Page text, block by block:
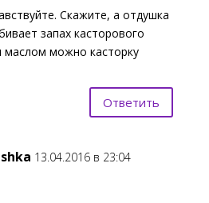
Скажите, а отдушка
запах касторового
маслом можно касторку
Ответить
13.04.2016 в 23:04